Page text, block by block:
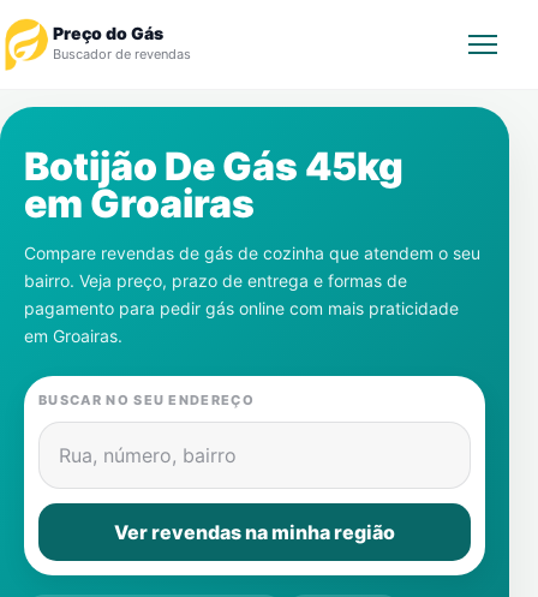
Preço do Gás
Buscador de revendas
Revendedor
Notícias
Cadastre-se
Gás
Contatos
Botijão De Gás 45kg
em Groairas
Compare revendas de gás de cozinha que atendem o seu
bairro. Veja preço, prazo de entrega e formas de
pagamento para pedir gás online com mais praticidade
em Groairas.
BUSCAR NO SEU ENDEREÇO
Rua, número, bairro
Ver revendas na minha região